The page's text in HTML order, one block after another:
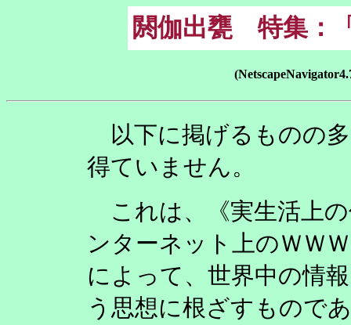
閼伽出甕 特集：
以下に掲げるものの
得ていません。
これは、《実生活上
ンターネット上のＷＷ
によって、世界中の情
う思想に根ざすもので